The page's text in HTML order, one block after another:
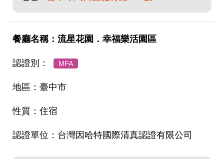
流星花園．幸福樂活園區
MFA
臺中市
住宿
台灣因哈特國際清真認證有限公司